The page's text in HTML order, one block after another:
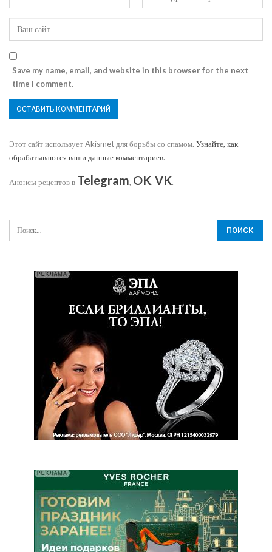
Save my name, email, and website in this browser for the next
time I comment.
Этот сайт использует Akismet для борьбы со спамом. Узнайте, как
обрабатываются ваши данные комментариев.
Анонсы рецептов в Telegram, OK, VK.